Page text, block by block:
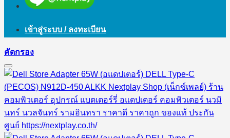
เข้าสู่ระบบ / ลงทะเบียน
คัดกรอง